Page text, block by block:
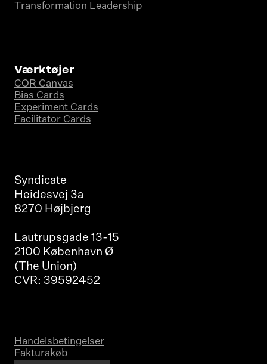
Transformation Leadership
Værktøjer
COR Canvas
Bias Cards
Experiment Cards
Facilitator Cards
Syndicate
Heidesvej 3a
8270 Højbjerg
Lautrupsgade 13-15
2100 København Ø
(The Union)
CVR: 39592452
Handelsbetingelser
Fakturakøb